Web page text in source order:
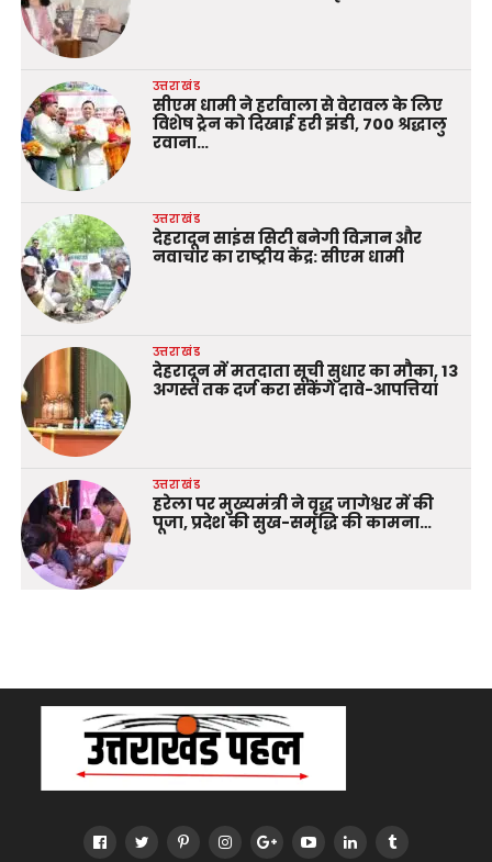
उत्तराखंड
सीएम धामी ने हर्रावाला से वेरावल के लिए
विशेष ट्रेन को दिखाई हरी झंडी, 700 श्रद्धालु
रवाना…
उत्तराखंड
देहरादून साइंस सिटी बनेगी विज्ञान और
नवाचार का राष्ट्रीय केंद्र: सीएम धामी
उत्तराखंड
देहरादून में मतदाता सूची सुधार का मौका, 13
अगस्त तक दर्ज करा सकेंगे दावे-आपत्तियां
उत्तराखंड
हरेला पर मुख्यमंत्री ने वृद्ध जागेश्वर में की
पूजा, प्रदेश की सुख-समृद्धि की कामना…